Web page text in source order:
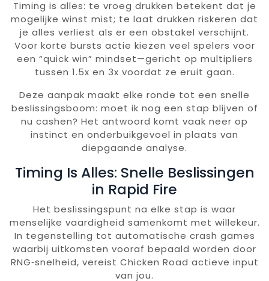
Timing is alles: te vroeg drukken betekent dat je
mogelijke winst mist; te laat drukken riskeren dat
je alles verliest als er een obstakel verschijnt.
Voor korte bursts actie kiezen veel spelers voor
een “quick win” mindset—gericht op multipliers
tussen 1.5x en 3x voordat ze eruit gaan.
Deze aanpak maakt elke ronde tot een snelle
beslissingsboom: moet ik nog een stap blijven of
nu cashen? Het antwoord komt vaak neer op
instinct en onderbuikgevoel in plaats van
diepgaande analyse.
Timing Is Alles: Snelle Beslissingen
in Rapid Fire
Het beslissingspunt na elke stap is waar
menselijke vaardigheid samenkomt met willekeur.
In tegenstelling tot automatische crash games
waarbij uitkomsten vooraf bepaald worden door
RNG‑snelheid, vereist Chicken Road actieve input
van jou.